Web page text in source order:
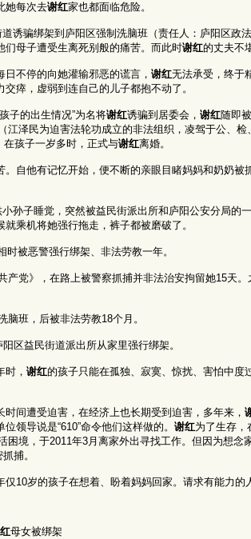
她每次去谢红家也都面临危险。
诱骗绑架到庐阳区强制洗脑班（责任人：庐阳区政
母子遭受生离死别般的痛苦。而此时谢红的丈夫不
不停的向她灌输邪恶的谎言， 谢红无法承受，终于
瘁，虚弱到连自己的儿子都抱不动了。
子的出生情况”为名将谢红诱骗到居委会， 谢红随即
江泽民为迫害法轮功成立的非法组织，凌驾于公、
孩子一岁多时，正式与谢红离婚。
。自他有记忆开始，便不断的亲眼目睹妈妈和奶奶
孙子睡觉，突然被益民街派出所和庐阳公安分局的
乘机将她强行拖走，裤子都被磨破了。
被恶警强行绑架、非法劳教一年。
产党》，在路上被警察抓捕并非法治安拘留她15天。
班，后被非法劳教18个月。
区益民街道派出所从家里强行绑架。
， 谢红的孩子只能在孤独、寂寞、惊扰、害怕中度
时间遭受迫害，在经济上也长期受到迫害，多年来，
领导说是“610”命令他们这样做的。 谢红为了生存，
困境，于2011年3月离家外出寻找工作。但因为想念
捕。
仅10岁的孩子在想着、盼着妈妈回家。请求有能力的
母女被绑架